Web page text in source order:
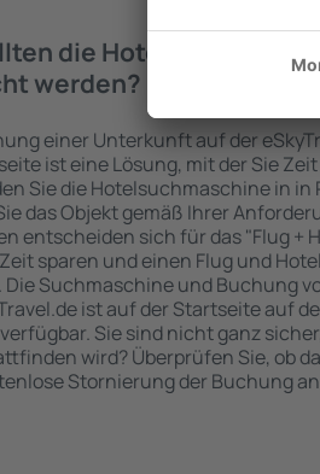
die Hotels in in
werden?
einer Unterkunft auf der
ist eine Lösung, mit der Sie
Sie die Hotelsuchmaschine in in
das Objekt gemäß Ihrer
entscheiden sich für das "Flug +
sparen und einen Flug und
Die Suchmaschine und Buchung
ist auf der Startseite auf
Sie sind nicht ganz
wird? Überprüfen Sie, ob
Stornierung der Buchung